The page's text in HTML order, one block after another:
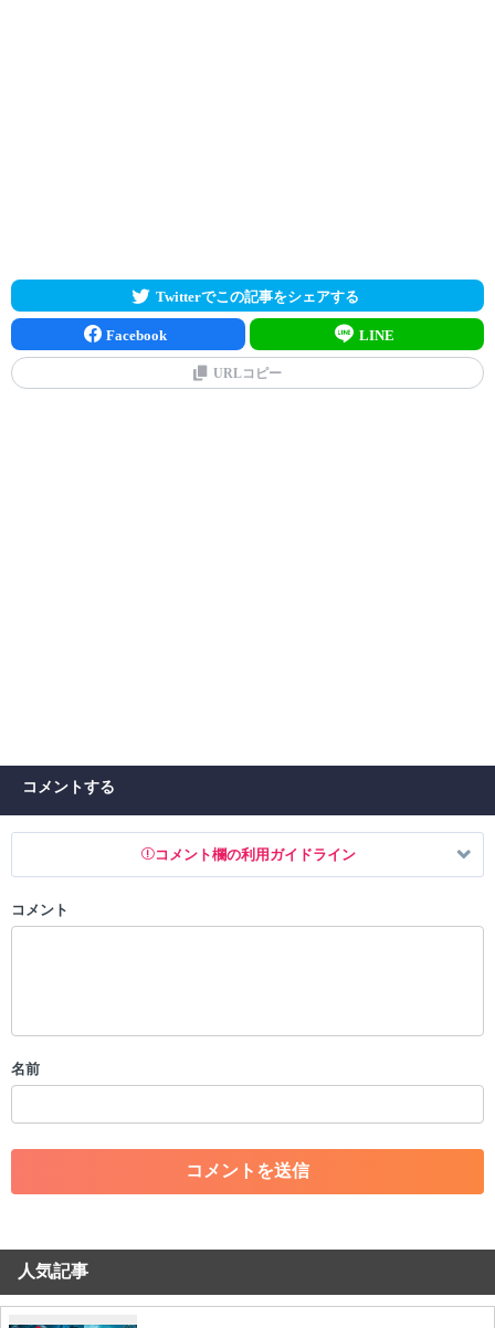
Twitterでこの記事をシェアする
Facebook LINE
URLコピー
コメントする
コメント欄の利用ガイドライン
以下の書き込みを禁止とし、場合によってはコメント削除や書き込み制
・一度削除された投稿を再び投稿すること
・アカウントの売買など金銭が絡む内容の投稿
・各ゲームのネタバレを含む内容の投稿
・その他、管理者が不適切と判断した投稿
コメントの削除を申請する
せていただきます。ご了承ください。
※一度削除したコメントは復元ができませんのでご注意くだ
コメント
名前
人気記事